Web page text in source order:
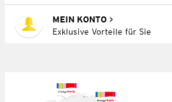
MEIN KONTO
Exklusive Vorteile für Sie